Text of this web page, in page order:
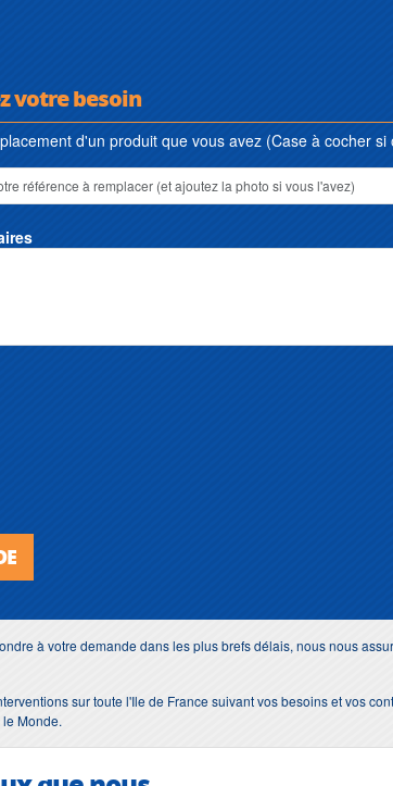
votre besoin
d'un produit que vous avez (Case à cocher si
à votre demande dans les plus brefs délais, nous nous
sur toute l'Ile de France suivant vos besoins et vos
Monde.